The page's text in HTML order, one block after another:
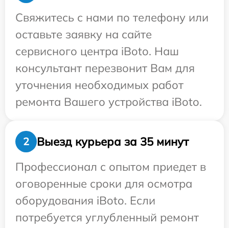
Свяжитесь с нами по телефону или
оставьте заявку на сайте
сервисного центра iBoto. Наш
консультант перезвонит Вам для
уточнения необходимых работ
ремонта Вашего устройства iBoto.
2
Выезд курьера за 35 минут
Профессионал с опытом приедет в
оговоренные сроки для осмотра
оборудования iBoto. Если
потребуется углубленный ремонт